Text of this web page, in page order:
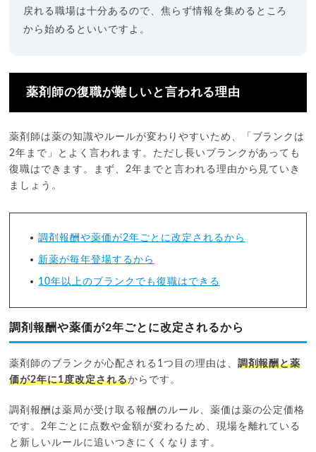
戻れる職場は十分あるので、焦らず情報を集めるところ
から始めるといいですよ。
薬剤師の復職が難しいと言われる理由
薬剤師は薬の知識やルールが変わりやすいため、「ブランクは
2年まで」とよく言われます。ただし長いブランクがあっても
復職はできます。まず、2年までと言われる理由から見ていき
ましょう。
調剤報酬や薬価が2年ごとに改定されるから
新薬が毎年登場するから
10年以上のブランクでも復職はできる
調剤報酬や薬価が2年ごとに改定されるから
薬剤師のブランクが心配される1つ目の理由は、 調剤報酬と薬
価が2年に1度改定されるからです。
調剤報酬は薬局が受け取る報酬のルール、薬価は薬の公定価格
です。2年ごとに点数や金額が変わるため、現場を離れている
と新しいルールに追いつきにくくなります。